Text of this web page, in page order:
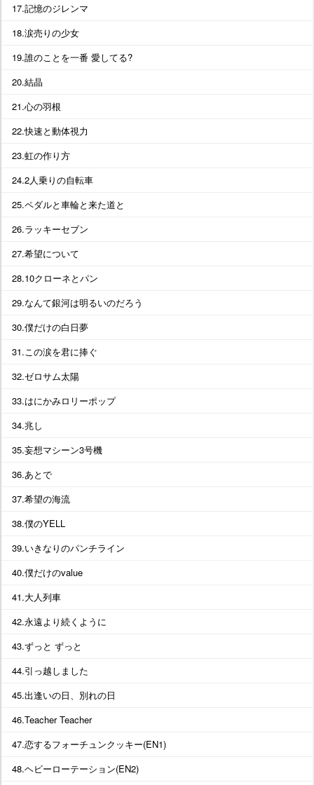
17.記憶のジレンマ
18.涙売りの少女
19.誰のことを一番 愛してる?
20.結晶
21.心の羽根
22.快速と動体視力
23.虹の作り方
24.2人乗りの自転車
25.ペダルと車輪と来た道と
26.ラッキーセブン
27.希望について
28.10クローネとパン
29.なんて銀河は明るいのだろう
30.僕だけの白日夢
31.この涙を君に捧ぐ
32.ゼロサム太陽
33.はにかみロリーポップ
34.兆し
35.妄想マシーン3号機
36.あとで
37.希望の海流
38.僕のYELL
39.いきなりのパンチライン
40.僕だけのvalue
41.大人列車
42.永遠より続くように
43.ずっと ずっと
44.引っ越しました
45.出逢いの日、別れの日
46.Teacher Teacher
47.恋するフォーチュンクッキー(EN1)
48.ヘビーローテーション(EN2)